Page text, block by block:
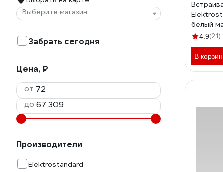
Выберите магазин
Забрать сегодня
Цена, ₽
от
до
Производители
Elektrostandard
белый
4.9(21)
В